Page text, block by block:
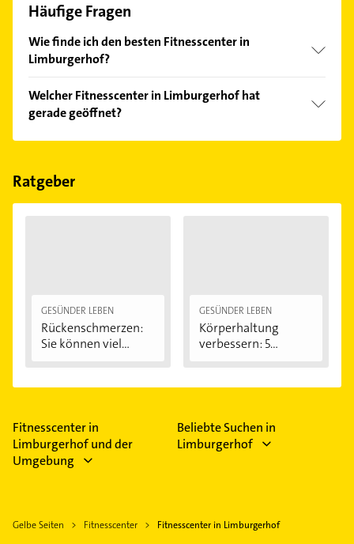
Häufige Fragen
Wie finde ich den besten Fitnesscenter in
Limburgerhof?
Kundenmeinungen und profitieren Sie von den
Empfehlungen. Die Suchergebnisse können Sie sich
einfach nachBewertungensortiert anzeigen lassen.
Welcher Fitnesscenter in Limburgerhof hat
gerade geöffnet?
Im Anbieter-Bereich finden Sie alleÖffnungszeiten.
Feiertagen abweichen können.
Ratgeber
GESÜNDER LEBEN
Rückenschmerzen:
Sie können viel...
GESÜNDER LEBEN
Körperhaltung
verbessern: 5
Fitnesscenter in
Limburgerhof und der
Umgebung
Beliebte Suchen in
Limburgerhof
Gelbe Seiten Fitnesscenter Fitnesscenter in Limburgerhof